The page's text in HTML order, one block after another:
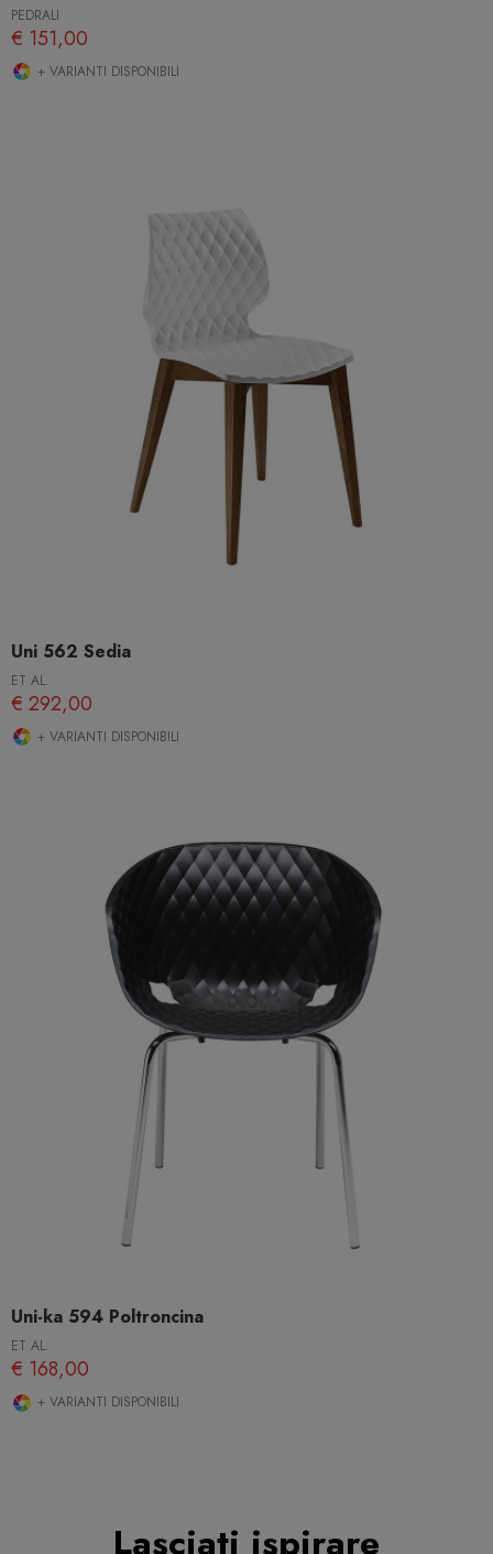
PEDRALI
€ 151,00
+ VARIANTI DISPONIBILI
Uni 562 Sedia
ET AL.
€ 292,00
+ VARIANTI DISPONIBILI
Uni-ka 594 Poltroncina
ET AL.
€ 168,00
+ VARIANTI DISPONIBILI
Lasciati ispirare